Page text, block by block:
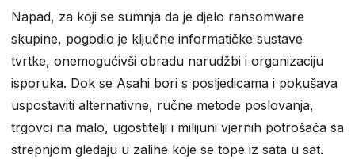
Napad, za koji se sumnja da je djelo ransomware
skupine, pogodio je ključne informatičke sustave
tvrtke, onemogućivši obradu narudžbi i organizaciju
isporuka. Dok se Asahi bori s posljedicama i pokušava
uspostaviti alternativne, ručne metode poslovanja,
trgovci na malo, ugostitelji i milijuni vjernih potrošača sa
strepnjom gledaju u zalihe koje se tope iz sata u sat.